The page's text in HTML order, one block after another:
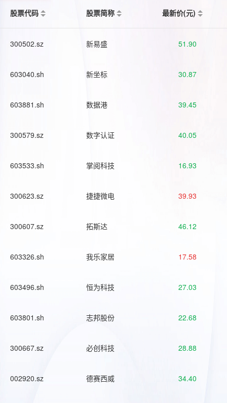
股票代码
股票简称 最新价(元)
300502.sz 新易盛 51.90
603040.sh 新坐标 30.87
603881.sh 数据港 39.45
300579.sz 数字认证 40.05
603533.sh 掌阅科技 16.93
300623.sz 捷捷微电 39.93
300607.sz 拓斯达 46.12
603326.sh 我乐家居 17.58
603496.sh 恒为科技 27.03
603801.sh 志邦股份 22.68
300667.sz 必创科技 28.88
002920.sz 德赛西威 34.40